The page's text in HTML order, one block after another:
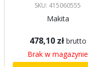
SKU: 415060555
Makita
478,10 zł brutto
Brak w magazynie